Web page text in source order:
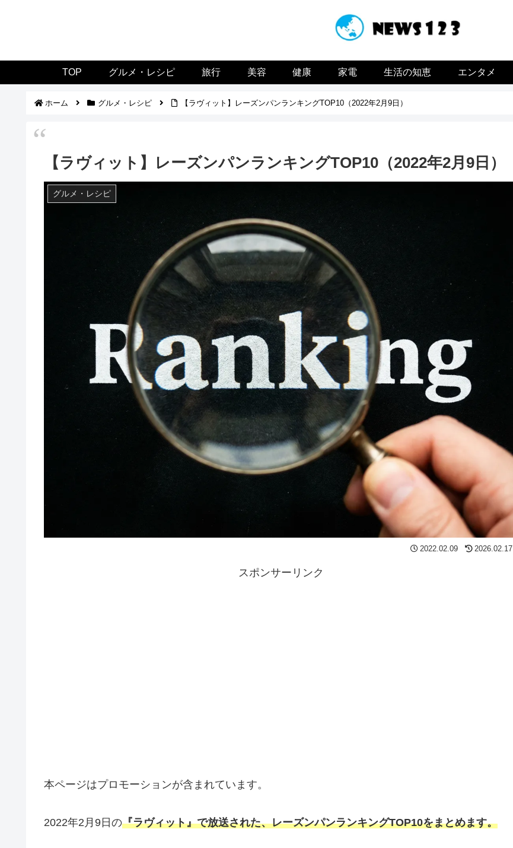
TOP グルメ・レシピ 旅行 美容 健康 家電 生活の知恵 エンタメ
ホーム グルメ・レシピ 【ラヴィット】レーズンパンランキングTOP10（2022年2月9日）
【ラヴィット】レーズンパンランキングTOP10（2022年2月9日）
グルメ・レシピ
2022.02.09 2026.02.17
スポンサーリンク
本ページはプロモーションが含まれています。
2022年2月9日の『ラヴィット』で放送された、レーズンパンランキングTOP10をまとめます。